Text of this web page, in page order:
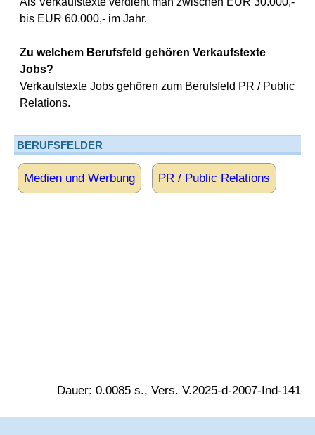
bis EUR 60.000,- im Jahr.
Zu welchem Berufsfeld gehören Verkaufstexte
Jobs?
Verkaufstexte Jobs gehören zum Berufsfeld PR / Public
Relations.
BERUFSFELDER
Medien und Werbung PR / Public Relations
Dauer: 0.0085 s., Vers. V.2025-d-2007-Ind-141